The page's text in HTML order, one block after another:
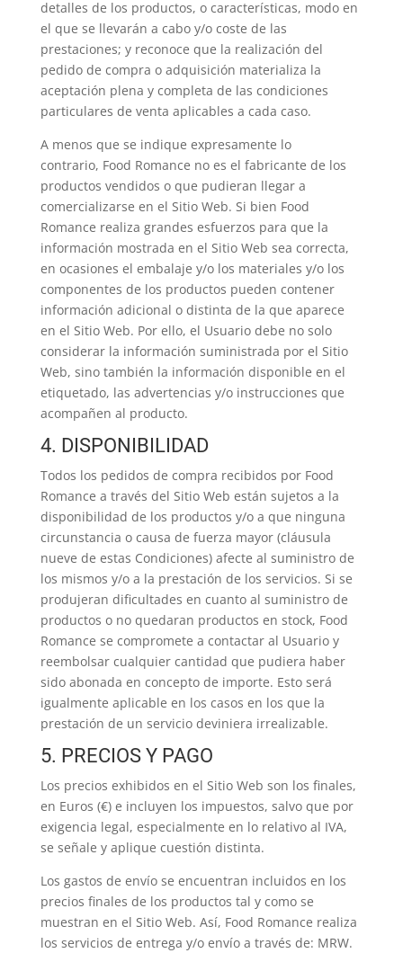
detalles de los productos, o características, modo en
el que se llevarán a cabo y/o coste de las
prestaciones; y reconoce que la realización del
pedido de compra o adquisición materializa la
aceptación plena y completa de las condiciones
particulares de venta aplicables a cada caso.
A menos que se indique expresamente lo
contrario, Food Romance no es el fabricante de los
productos vendidos o que pudieran llegar a
comercializarse en el Sitio Web. Si bien Food
Romance realiza grandes esfuerzos para que la
información mostrada en el Sitio Web sea correcta,
en ocasiones el embalaje y/o los materiales y/o los
componentes de los productos pueden contener
información adicional o distinta de la que aparece
en el Sitio Web. Por ello, el Usuario debe no solo
considerar la información suministrada por el Sitio
Web, sino también la información disponible en el
etiquetado, las advertencias y/o instrucciones que
acompañen al producto.
4. DISPONIBILIDAD
Todos los pedidos de compra recibidos por Food
Romance a través del Sitio Web están sujetos a la
disponibilidad de los productos y/o a que ninguna
circunstancia o causa de fuerza mayor (cláusula
nueve de estas Condiciones) afecte al suministro de
los mismos y/o a la prestación de los servicios. Si se
produjeran dificultades en cuanto al suministro de
productos o no quedaran productos en stock, Food
Romance se compromete a contactar al Usuario y
reembolsar cualquier cantidad que pudiera haber
sido abonada en concepto de importe. Esto será
igualmente aplicable en los casos en los que la
prestación de un servicio deviniera irrealizable.
5. PRECIOS Y PAGO
Los precios exhibidos en el Sitio Web son los finales,
en Euros (€) e incluyen los impuestos, salvo que por
exigencia legal, especialmente en lo relativo al IVA,
se señale y aplique cuestión distinta.
Los gastos de envío se encuentran incluidos en los
precios finales de los productos tal y como se
muestran en el Sitio Web. Así, Food Romance realiza
los servicios de entrega y/o envío a través de: MRW.